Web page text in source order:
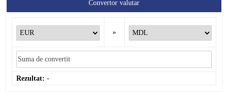
Convertor valutar
»
Rezultat: -